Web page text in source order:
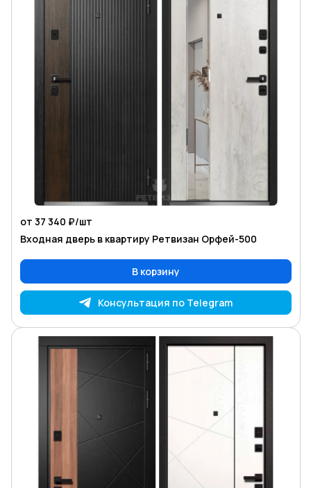
от 37 340 ₽/шт
Входная дверь в квартиру Ретвизан Орфей-500
В корзину
Консультация по Telegram